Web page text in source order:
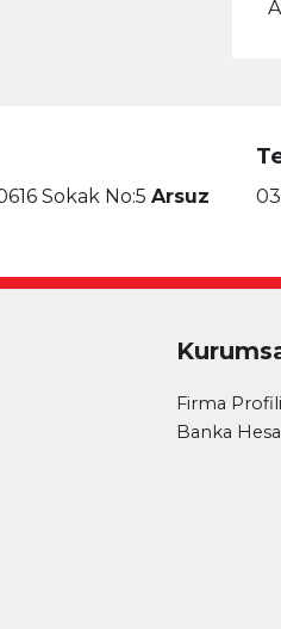
Sokak No:5 Arsuz
Firma Profili
Banka